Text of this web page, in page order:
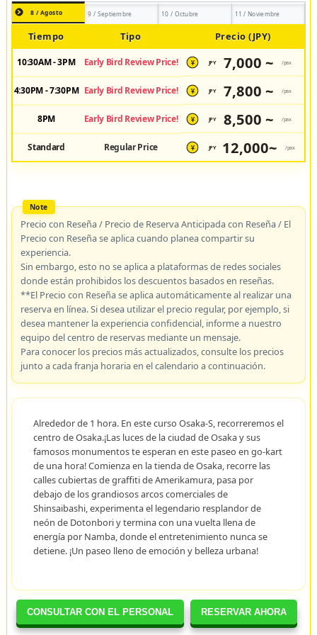
CONSULTAR CON EL PERSONAL RESERVAR AHORA
8 / Agosto 9 / Septiembre 10 / Octubre 11 / Noviembre
Tiempo Tipo Precio (JPY)
10:30AM - 3PM Early Bird Review Price! ¥ JPY 7,000 ~ /pax
4:30PM - 7:30PM Early Bird Review Price! ¥ JPY 7,800 ~ /pax
8PM Early Bird Review Price! ¥ JPY 8,500 ~ /pax
Standard Regular Price ¥ JPY 12,000~ /pax
Precio con Reseña / Precio de Reserva Anticipada con Reseña / El
Precio con Reseña se aplica cuando planea compartir su
experiencia.
Sin embargo, esto no se aplica a plataformas de redes sociales
donde están prohibidos los descuentos basados en reseñas.
**El Precio con Reseña se aplica automáticamente al realizar una
reserva en línea. Si desea utilizar el precio regular, por ejemplo, si
desea mantener la experiencia confidencial, informe a nuestro
equipo del centro de reservas mediante un mensaje.
Para conocer los precios más actualizados, consulte los precios
junto a cada franja horaria en el calendario a continuación.
Alrededor de 1 hora. En este curso Osaka-S, recorreremos el
centro de Osaka.¡Las luces de la ciudad de Osaka y sus
famosos monumentos te esperan en este paseo en go-kart
de una hora! Comienza en la tienda de Osaka, recorre las
calles cubiertas de graffiti de Amerikamura, pasa por
debajo de los grandiosos arcos comerciales de
Shinsaibashi, experimenta el legendario resplandor de
neón de Dotonbori y termina con una vuelta llena de
energía por Namba, donde el entretenimiento nunca se
detiene. ¡Un paseo lleno de emoción y belleza urbana!